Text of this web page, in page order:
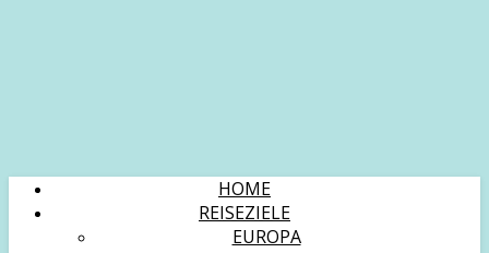
HOME
REISEZIELE
EUROPA